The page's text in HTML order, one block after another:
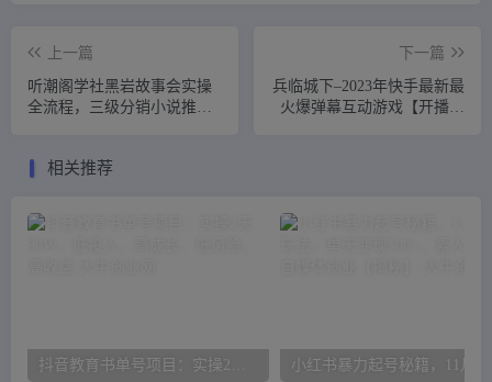
上一篇
听潮阁学社黑岩故事会实操
全流程，三级分销小说推文
下一篇
兵临城下–2023年快手最新最
火爆弹幕互动游戏【开播教
相关推荐